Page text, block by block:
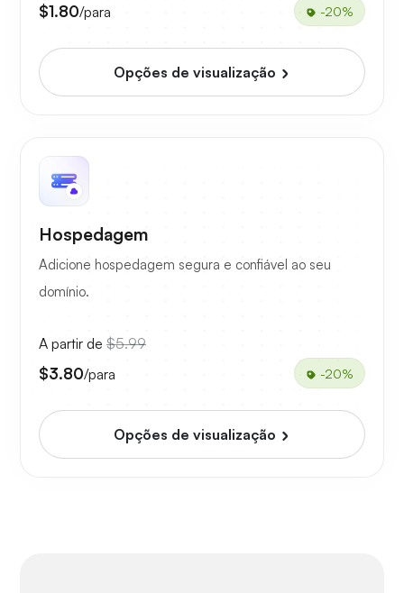
$1.80/para -20%
Opções de visualização
Hospedagem
Adicione hospedagem segura e confiável ao seu
domínio.
A partir de $5.99
$3.80/para -20%
Opções de visualização